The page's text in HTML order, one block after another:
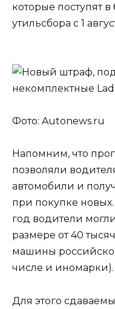
которые поступят
утильсбора с 1
Фото: Autonews.ru
Напомним, что
позволяли
автомобили и
при покупке
год водители
размере от 40
машины
числе и иномарки).
Для этого